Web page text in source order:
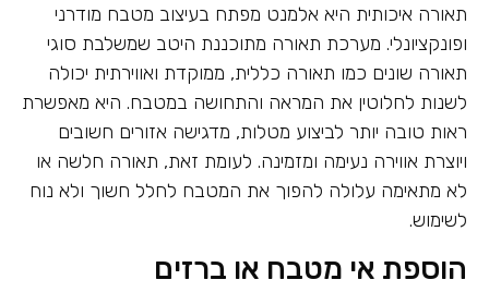
תאורה איכותית היא אלמנט מפתח בעיצוב מטבח מודרני
ופונקציונלי. מערכת תאורה מתוכננת היטב שמשלבת סוגי
תאורה שונים כמו תאורה כללית, ממוקדת ואווירתית יכולה
לשנות לחלוטין את המראה והתחושה במטבח. היא מאפשרת
ראות טובה יותר לביצוע מטלות, מדגישה אזורים חשובים
ויוצרת אווירה נעימה ומזמינה. לעומת זאת, תאורה חלשה או
לא מתאימה עלולה להפוך את המטבח לחלל חשוך ולא נוח
לשימוש.
הוספת אי מטבח או ברזים